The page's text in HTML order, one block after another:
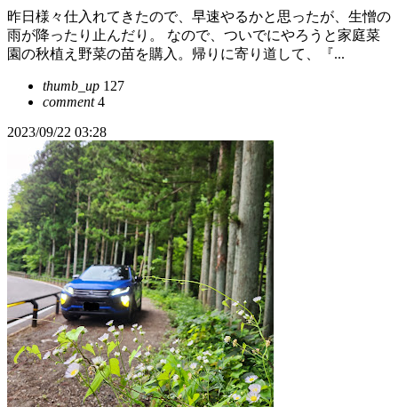
昨日様々仕入れてきたので、早速やるかと思ったが、生憎の
雨が降ったり止んだり。 なので、ついでにやろうと家庭菜
園の秋植え野菜の苗を購入。帰りに寄り道して、『...
thumb_up 127
comment4
2023/09/22 03:28